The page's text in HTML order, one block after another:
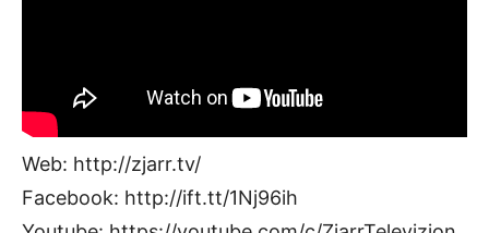
Web: http://zjarr.tv/
Facebook: http://ift.tt/1Nj96ih